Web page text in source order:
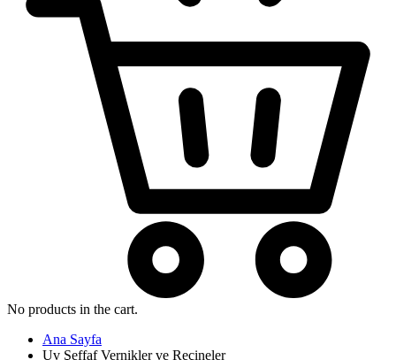
No products in the cart.
Ana Sayfa
Uv Şeffaf Vernikler ve Reçineler